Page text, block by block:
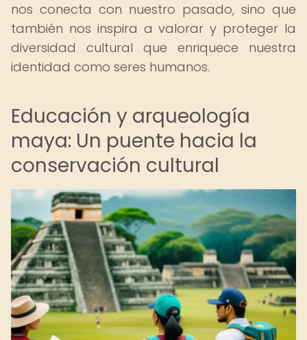
nos conecta con nuestro pasado, sino que
también nos inspira a valorar y proteger la
diversidad cultural que enriquece nuestra
identidad como seres humanos.
Educación y arqueología
maya: Un puente hacia la
conservación cultural